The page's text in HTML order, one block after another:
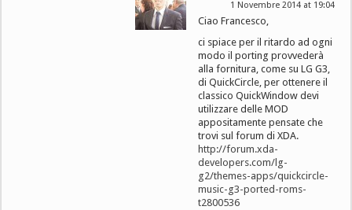
1 Novembre 2014 at 19:04
Ciao Francesco,
ci spiace per il ritardo ad ogni
modo il porting provvederà
alla fornitura, come su LG G3,
di QuickCircle, per ottenere il
classico QuickWindow devi
utilizzare delle MOD
appositamente pensate che
trovi sul forum di XDA.
http://forum.xda-
developers.com/lg-
g2/themes-apps/quickcircle-
music-g3-ported-roms-
t2800536